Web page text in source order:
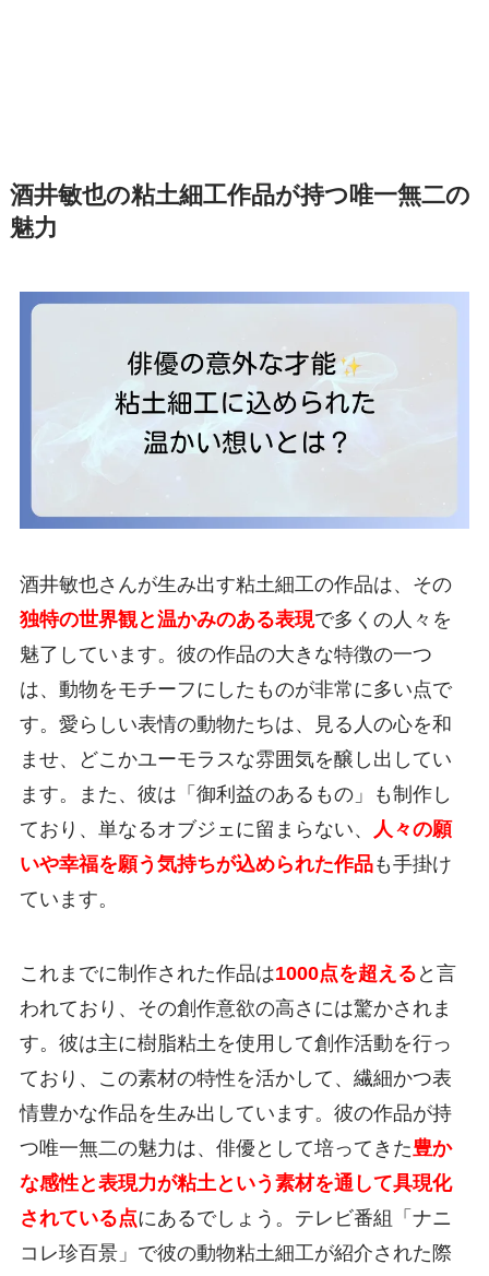
酒井敏也の粘土細工作品が持つ唯一無二の
魅力
酒井敏也さんが生み出す粘土細工の作品は、その
独特の世界観と温かみのある表現で多くの人々を
魅了しています。彼の作品の大きな特徴の一つ
は、動物をモチーフにしたものが非常に多い点で
す。愛らしい表情の動物たちは、見る人の心を和
ませ、どこかユーモラスな雰囲気を醸し出してい
ます。また、彼は「御利益のあるもの」も制作し
ており、単なるオブジェに留まらない、
人々の願
いや幸福を願う気持ちが込められた作品も手掛け
ています。
これまでに制作された作品は1000点を超える と言
われており、その創作意欲の高さには驚かされま
す。彼は主に樹脂粘土を使用して創作活動を行っ
ており、この素材の特性を活かして、繊細かつ表
情豊かな作品を生み出しています。彼の作品が持
つ唯一無二の魅力は、俳優として培ってきた豊か
な感性と表現力が粘土という素材を通して具現化
されている点にあるでしょう。テレビ番組「ナニ
コレ珍百景」で彼の動物粘土細工が紹介された際